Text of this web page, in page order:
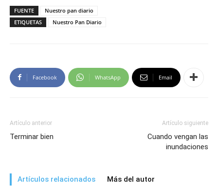
FUENTE
Nuestro pan diario
ETIQUETAS
Nuestro Pan Diario
Facebook WhatsApp Email
Artículo anterior
Terminar bien
Artículo siguiente
Cuando vengan las
inundaciones
Artículos relacionados Más del autor